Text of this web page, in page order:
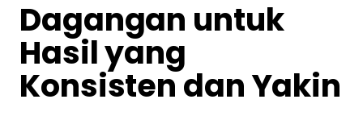
Dagangan untuk
Hasil yang
Konsisten dan Yakin